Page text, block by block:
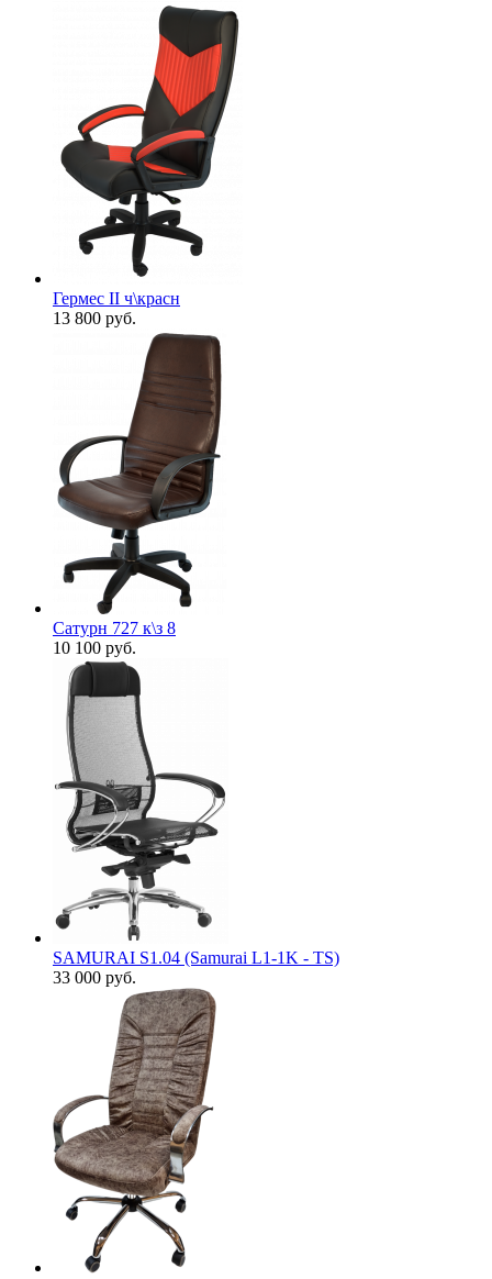
Гермес II ч\красн
13 800 руб.
Сатурн 727 к\з 8
10 100 руб.
SAMURAI S1.04 (Samurai L1-1K - TS)
33 000 руб.